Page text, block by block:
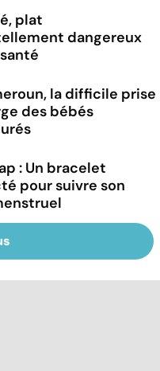
plat
dangereux
la difficile prise
des bébés
: Un bracelet
pour suivre son